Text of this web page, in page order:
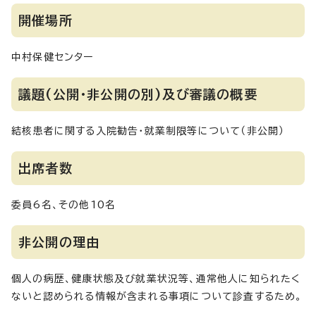
開催場所
中村保健センター
議題(公開・非公開の別)及び審議の概要
結核患者に関する入院勧告・就業制限等について（非公開）
出席者数
委員6名、その他10名
非公開の理由
個人の病歴、健康状態及び就業状況等、通常他人に知られたく
ないと認められる情報が含まれる事項について診査するため。